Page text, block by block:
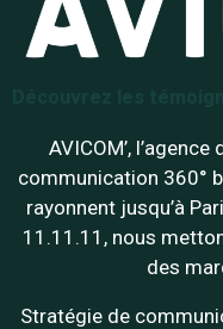
AVICOM’,
communication 360°
rayonnent jusqu’à
11.11.11, nous
des
Stratégie de